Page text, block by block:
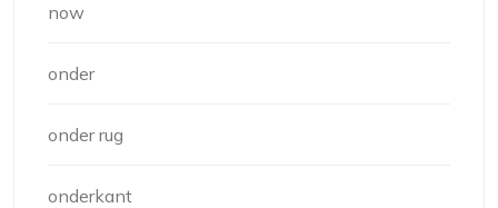
now
onder
onder rug
onderkant